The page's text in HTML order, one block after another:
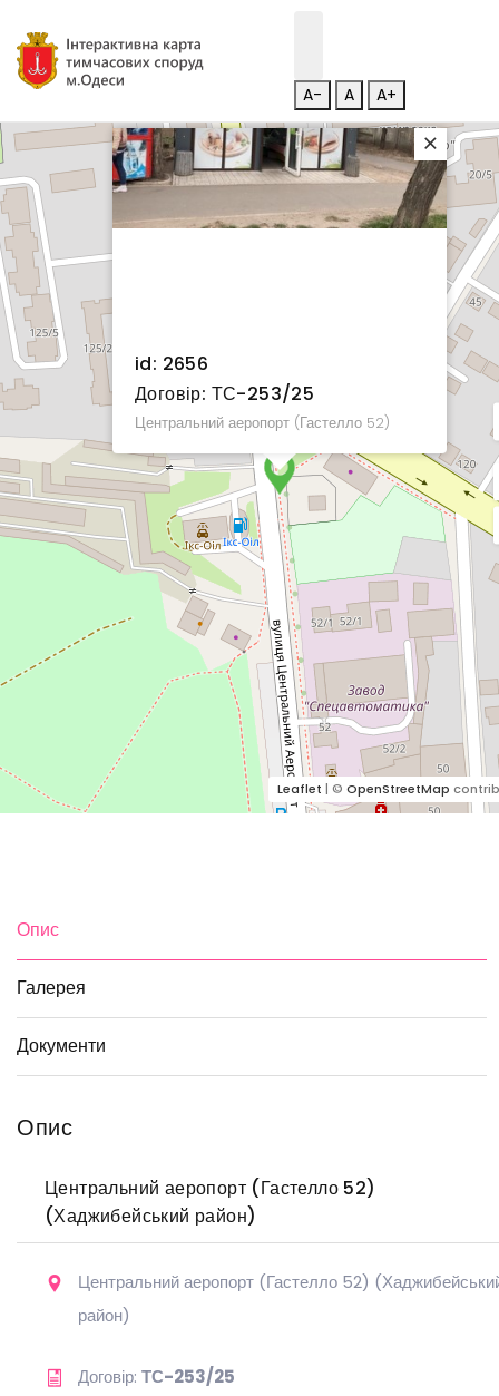
A- A A+
id: 2656
Договір: ТС-253/25
Центральний аеропорт (Гастелло 52)
×
Leaflet | © OpenStreetMap
Опис
Галерея
Документи
Опис
Центральний аеропорт (Гастелло 52)
(Хаджибейський район)
Центральний аеропорт (Гастелло 52)
район)
Договір: ТС-253/25